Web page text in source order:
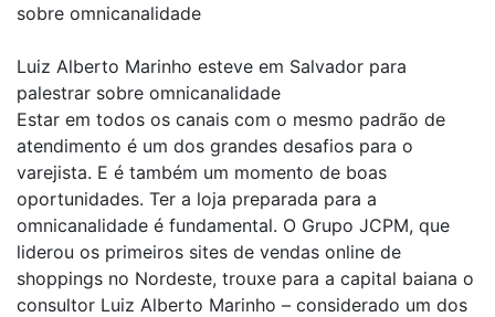
sobre omnicanalidade
Luiz Alberto Marinho esteve em Salvador para
palestrar sobre omnicanalidade
Estar em todos os canais com o mesmo padrão de
atendimento é um dos grandes desafios para o
varejista. E é também um momento de boas
oportunidades. Ter a loja preparada para a
omnicanalidade é fundamental. O Grupo JCPM, que
liderou os primeiros sites de vendas online de
shoppings no Nordeste, trouxe para a capital baiana o
consultor Luiz Alberto Marinho – considerado um dos